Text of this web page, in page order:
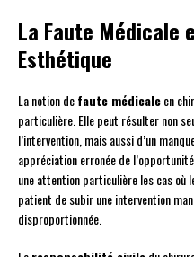
La Faute Médicale
Esthétique
La notion defaute médicaleen
particulière. Elle peut résulter non
l’intervention, mais aussi d’un
appréciation erronée de
une attention particulière les cas où
patient de subir une intervention
disproportionnée.